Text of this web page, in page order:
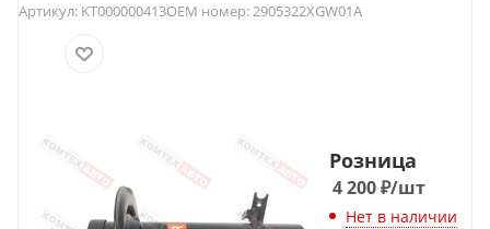
Артикул: KT000000413OEM номер:2905322XGW01A
Розница
4 200₽/шт
Нет в наличии